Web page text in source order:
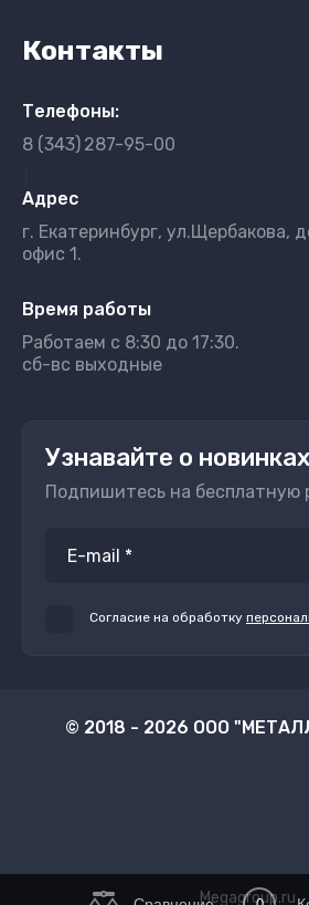
Контакты
Телефоны:
8 (343) 287-95-00
Адрес
г. Екатеринбург, ул.Щербакова,
офис 1.
Время работы
Работаем с 8:30 до 17:30.
сб-вс выходные
Узнавайте о
Подпишитесь на бесплатную
Согласие на обработку
© 2018 - 2026 ООО
Megagroup.ru